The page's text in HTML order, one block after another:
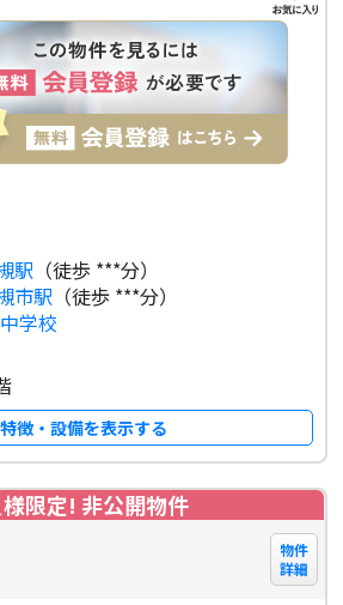
駅 （徒歩 ***分）
市駅 （徒歩 ***分）
学校
徴・設備を表示する
限定! 非公開物件
物件
詳細